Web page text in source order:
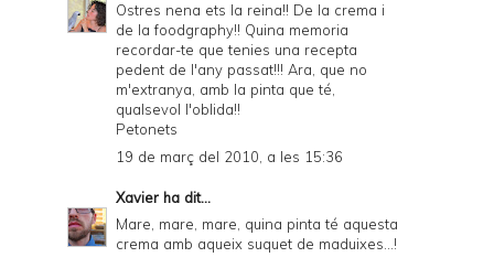
Ostres nena ets la reina!! De la crema i
de la foodgraphy!! Quina memoria
recordar-te que tenies una recepta
pedent de l'any passat!!! Ara, que no
m'extranya, amb la pinta que té,
qualsevol l'oblida!!
Petonets
19 de març del 2010, a les 15:36
Xavier ha dit...
Mare, mare, mare, quina pinta té aquesta
crema amb aqueix suquet de maduixes...!